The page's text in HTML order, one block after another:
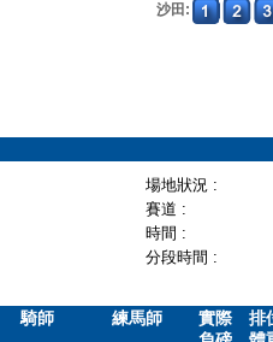
沙田:
場地狀況 :
賽道 :
時間 :
分段時間 :
騎師 練馬師
實際
排